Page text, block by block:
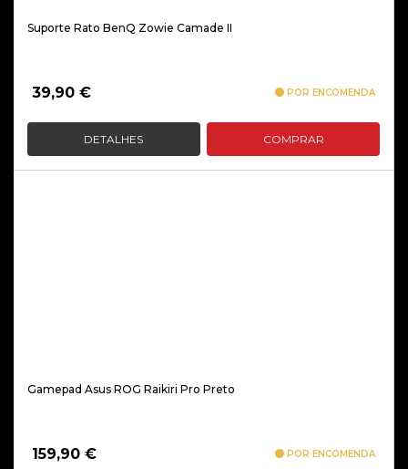
Suporte Rato BenQ Zowie Camade II
39,90 € POR ENCOMENDA
DETALHES COMPRAR
Gamepad Asus ROG Raikiri Pro Preto
159,90 € POR ENCOMENDA